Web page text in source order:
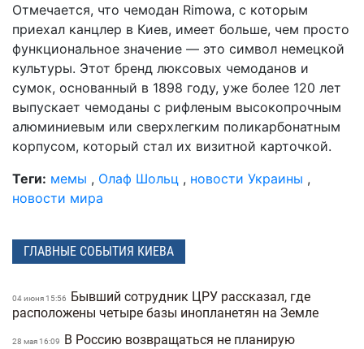
Отмечается, что чемодан Rimowa, с которым
приехал канцлер в Киев, имеет больше, чем просто
функциональное значение — это символ немецкой
культуры. Этот бренд люксовых чемоданов и
сумок, основанный в 1898 году, уже более 120 лет
выпускает чемоданы с рифленым высокопрочным
алюминиевым или сверхлегким поликарбонатным
корпусом, который стал их визитной карточкой.
Теги: мемы , Олаф Шольц , новости Украины ,
новости мира
ГЛАВНЫЕ СОБЫТИЯ КИЕВА
04 июня 15:56
Бывший сотрудник ЦРУ рассказал, где
расположены четыре базы инопланетян на Земле
28 мая 16:09 В Россию возвращаться не планирую